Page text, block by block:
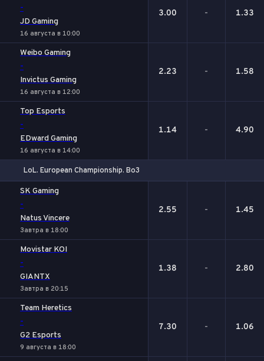
-
JD Gaming
16 августа в 10:00
3.00 - 1.33
Weibo Gaming
-
Invictus Gaming
16 августа в 12:00
2.23 - 1.58
Top Esports
-
EDward Gaming
16 августа в 14:00
1.14 - 4.90
LoL. European Championship. Bo3
SK Gaming
-
Natus Vincere
Завтра в 18:00
2.55 - 1.45
Movistar KOI
-
GIANTX
Завтра в 20:15
1.38 - 2.80
Team Heretics
-
G2 Esports
9 августа в 18:00
7.30 - 1.06